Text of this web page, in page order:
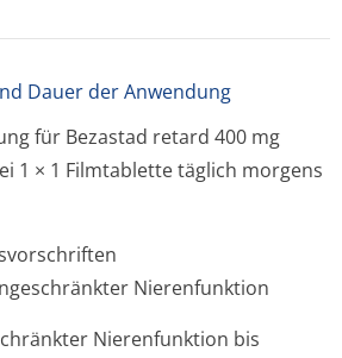
Dauer der Anwendung
für Bezastad retard 400 mg
1 × 1 Filmtablette täglich morgens
Nierenfunktion
Nierenfunktion bis